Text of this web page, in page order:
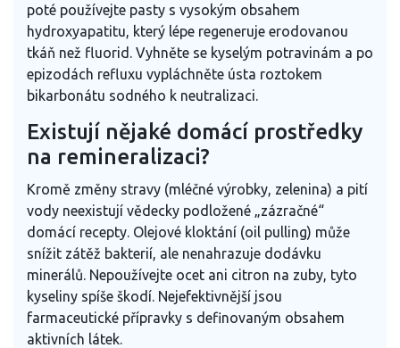
poté používejte pasty s vysokým obsahem
hydroxyapatitu, který lépe regeneruje erodovanou
tkáň než fluorid. Vyhněte se kyselým potravinám a po
epizodách refluxu vypláchněte ústa roztokem
bikarbonátu sodného k neutralizaci.
Existují nějaké domácí prostředky
na remineralizaci?
Kromě změny stravy (mléčné výrobky, zelenina) a pití
vody neexistují vědecky podložené „zázračné“
domácí recepty. Olejové kloktání (oil pulling) může
snížit zátěž bakterií, ale nenahrazuje dodávku
minerálů. Nepoužívejte ocet ani citron na zuby, tyto
kyseliny spíše škodí. Nejefektivnější jsou
farmaceutické přípravky s definovaným obsahem
aktivních látek.